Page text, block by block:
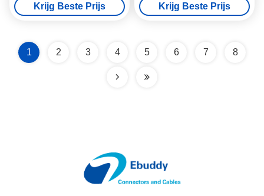
voor Rode Cameramonitor
Krijg Beste Prijs
Connectors for Medical
Devices
Krijg Beste Prijs
1 2 3 4 5 6 7 8